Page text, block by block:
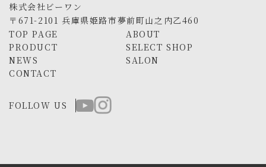
株式会社ビーワン
〒671-2101 兵庫県姫路市夢前町山之内乙460
TOP PAGE
ABOUT
PRODUCT
SELECT SHOP
NEWS
SALON
CONTACT
FOLLOW US